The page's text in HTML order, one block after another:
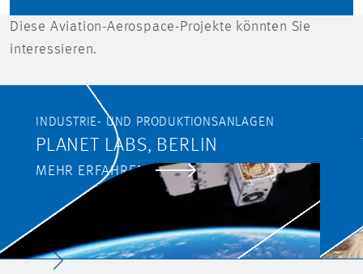
Diese Aviation-Aerospace-Projekte könnten Sie
interessieren.
INDUSTRIE- UND PRODUKTIONSANLAGEN
PLANET LABS, BERLIN
MEHR ERFAHREN